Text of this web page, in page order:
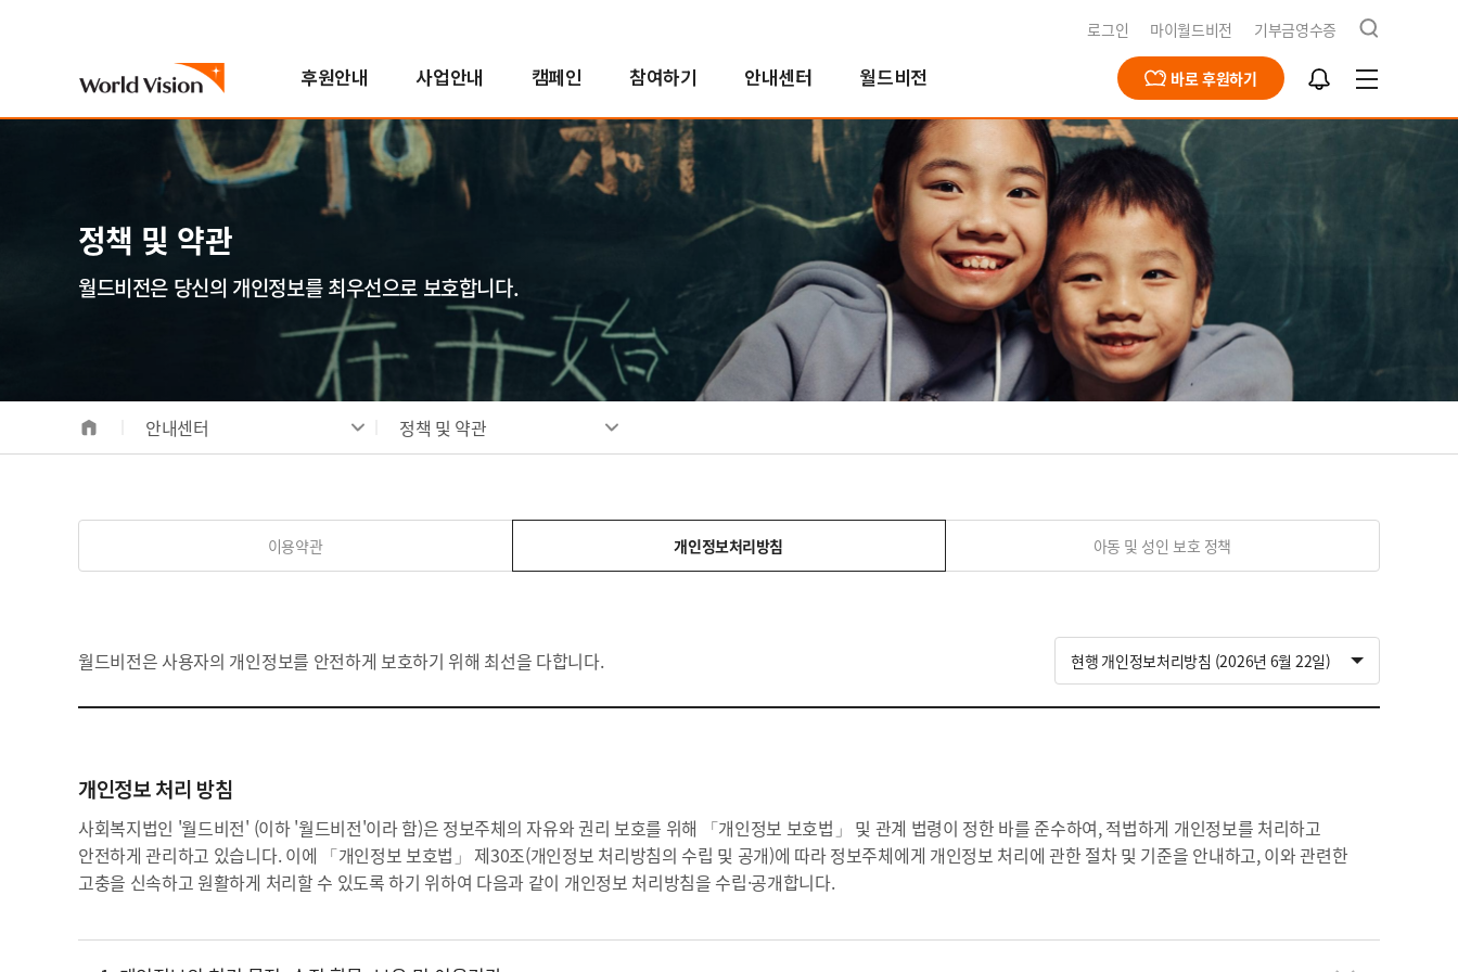
로그인 마이월드비전 기부금영수증
후원안내
해외아동
해외아동후원 안내
해외사업 긴급구호 북한사업
전체사업 기념일후원
고액후원/유산기부
밥피어스아너클럽
디아코니아처치
기업후원
소개
함께하는 기업
뉴스레터
비전스토어
소식
신청
사업안내
기후변화대응사업
해외사업
지역개발사업
보건영양사업
식수위생사업
인도적지원사업
자연재난구호사업
꿈지원사업
위기아동지원사업
식생활취약아동지원사업
취약아동특화사업
아동옹호사업
북한사업
영양사업
식수사업
국내사업장 안내
캠페인
진행중인 캠페인 지난 캠페인 캠페인 결과보고
참여하기
일반봉사
모집공고
학교참여
후원자참여
열린모임
교회 파트너십 사회문제해결
안내센터
FAQ 정책 및 약관 소식지 보고서
월드비전
비전/가치/사명
시작과 오늘
한국월드비전
인사말
합창단
투명경영
투명경영실현
사업보고서
친선홍보대사
인재채용
소개
단시간근로자 채용공고
바로 후원하기
알
함
정책 및 약관
월드비전은 당신의 개인정보를 최우선으로 보호합니다.
안내센터 정책 및 약관
이용약관 개인정보처리방침 아동 및 성인 보호 정책
월드비전은 사용자의 개인정보를 안전하게 보호하기 위해 최선을 다합니다.
개인정보 처리 방침
사회복지법인 '월드비전' (이하 '월드비전'이라 함)은 정보주체의 자유와 권리 보호를 위해 「개인정보 보호법」 및 관계 법령이 정한 바를 준수하여, 적법하게 개인정보를 처리하고
안전하게 관리하고 있습니다. 이에 「개인정보 보호법」 제30조(개인정보 처리방침의 수립 및 공개)에 따라 정보주체에게 개인정보 처리에 관한 절차 및 기준을 안내하고, 이와 관련한
고충을 신속하고 원활하게 처리할 수 있도록 하기 위하여 다음과 같이 개인정보 처리방침을 수립·공개합니다.